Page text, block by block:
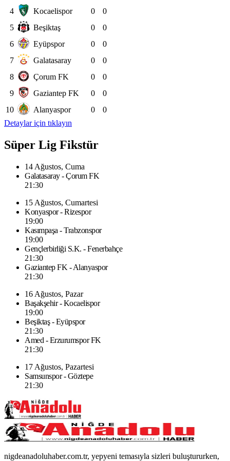
4
Kocaelispor 0
0
5
Beşiktaş 0
0
6
Eyüpspor 0
0
7
Galatasaray 0
0
8
Çorum FK 0
0
9
Gaziantep FK 0
0
10
Alanyaspor 0
0
Detaylar için tıklayın
Süper Lig Fikstür
14 Ağustos, Cuma
Galatasaray - Çorum FK
21:30
15 Ağustos, Cumartesi
Konyaspor - Rizespor
19:00
Kasımpaşa - Trabzonspor
19:00
Gençlerbirliği S.K. - Fenerbahçe
21:30
Gaziantep FK - Alanyaspor
21:30
16 Ağustos, Pazar
Başakşehir - Kocaelispor
19:00
Beşiktaş - Eyüpspor
21:30
Amed - Erzurumspor FK
21:30
17 Ağustos, Pazartesi
Samsunspor - Göztepe
21:30
nigdeanadoluhaber.com.tr, yepyeni temasıyla sizleri buluştururken,